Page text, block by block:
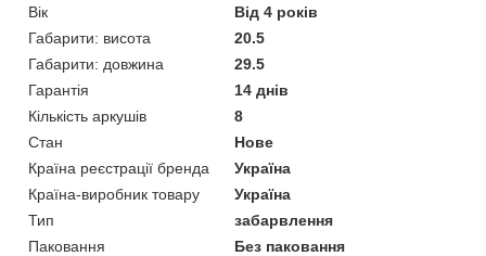
Вік
Від 4 років
Габарити: висота
20.5
Габарити: довжина
29.5
Гарантія
14 днів
Кількість аркушів
8
Стан
Нове
Країна реєстрації бренда
Україна
Країна-виробник товару
Україна
Тип
забарвлення
Паковання
Без паковання